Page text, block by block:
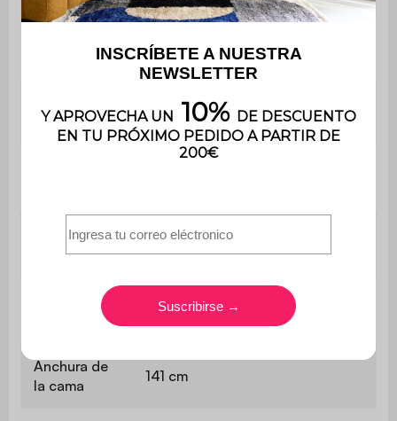
Ocasionalmente
cama
Flexible
Grosor de la
cama
6 cm
Longitud de
191 cm
Anchura de
la cama
141 cm